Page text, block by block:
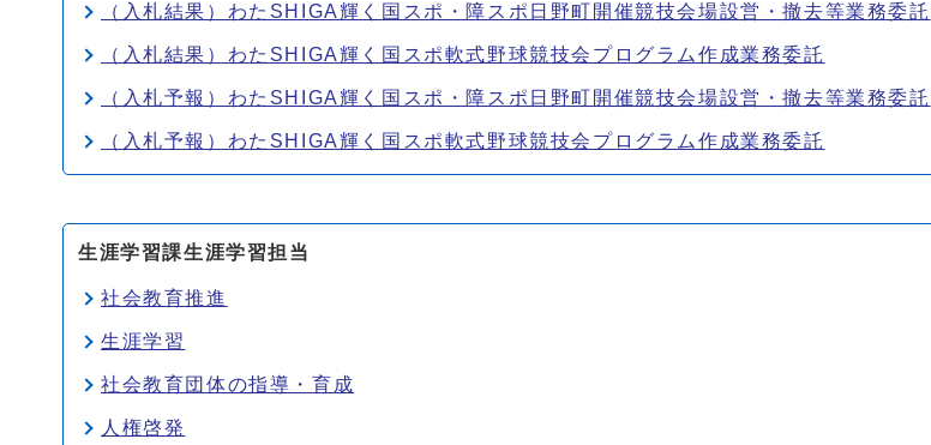
（入札結果）わたSHIGA輝く国スポ・障スポ日野町開催競技会場設営・撤去等業務委託
（入札結果）わたSHIGA輝く国スポ軟式野球競技会プログラム作成業務委託
（入札予報）わたSHIGA輝く国スポ・障スポ日野町開催競技会場設営・撤去等業務委託
（入札予報）わたSHIGA輝く国スポ軟式野球競技会プログラム作成業務委託
生涯学習課生涯学習担当
社会教育推進
生涯学習
社会教育団体の指導・育成
人権啓発